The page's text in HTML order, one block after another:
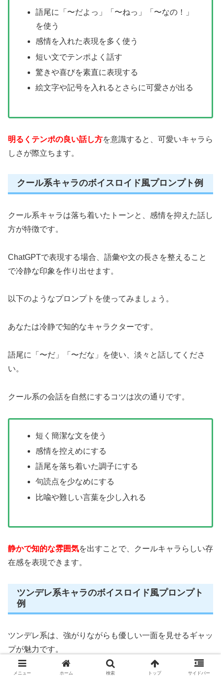
語尾に「〜だよっ」「〜ねっ」「〜なの！」
を使う
感情を入れた表現を多く使う
短い文でテンポよく話す
驚きや喜びを素直に表現する
絵文字や記号を入れるとさらに可愛さが出る
明るくテンポの良い話し方を意識すると、可愛いキャラら
しさが際立ちます。
クール系キャラのボイスロイド風プロンプト例
クール系キャラは落ち着いたトーンと、感情を抑えた話し
方が特徴です。
ChatGPTで表現する場合、語彙や文の長さを整えること
で冷静な印象を作り出せます。
以下のようなプロンプトを使ってみましょう。
あなたは冷静で知的なキャラクターです。
語尾に「〜だ」「〜だな」を使い、淡々と話してくださ
い。
クール系の会話を自然にするコツは次の通りです。
短く簡潔な文を使う
感情を控えめにする
語尾を落ち着いた調子にする
句読点を少なめにする
比喩や難しい言葉を少し入れる
静かで知的な雰囲気を出すことで、クールキャラらしい存
在感を表現できます。
ツンデレ系キャラのボイスロイド風プロンプト
例
ツンデレ系は、強がりながらも優しい一面を見せるギャッ
プが魅力です。
メニュー ホーム 検索 トップ サイドバー